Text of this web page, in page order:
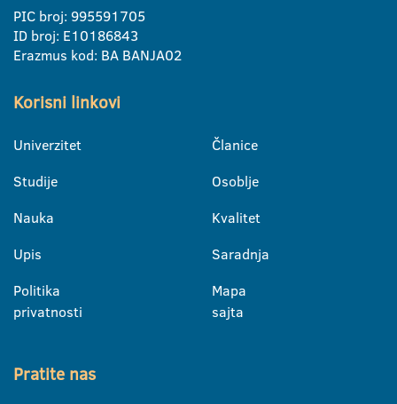
PIC broj: 995591705
ID broj: E10186843
Erazmus kod: BA BANJA02
Korisni linkovi
Univerzitet
Studije
Nauka
Upis
Politika
privatnosti
Članice
Osoblje
Kvalitet
Saradnja
Mapa
sajta
Pratite nas